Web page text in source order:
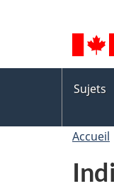
de
la
des
Sujets
Accueil